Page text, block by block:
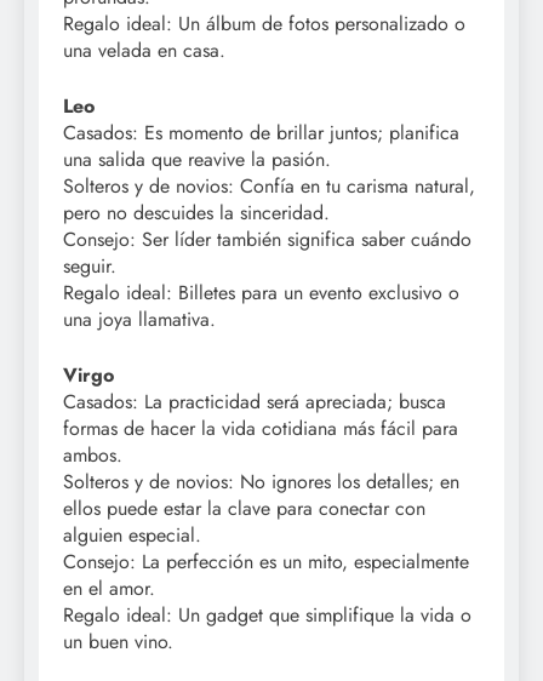
Regalo ideal: Un álbum de fotos personalizado o
una velada en casa.
Leo
Casados: Es momento de brillar juntos; planifica
una salida que reavive la pasión.
Solteros y de novios: Confía en tu carisma natural,
pero no descuides la sinceridad.
Consejo: Ser líder también significa saber cuándo
seguir.
Regalo ideal: Billetes para un evento exclusivo o
una joya llamativa.
Virgo
Casados: La practicidad será apreciada; busca
formas de hacer la vida cotidiana más fácil para
ambos.
Solteros y de novios: No ignores los detalles; en
ellos puede estar la clave para conectar con
alguien especial.
Consejo: La perfección es un mito, especialmente
en el amor.
Regalo ideal: Un gadget que simplifique la vida o
un buen vino.